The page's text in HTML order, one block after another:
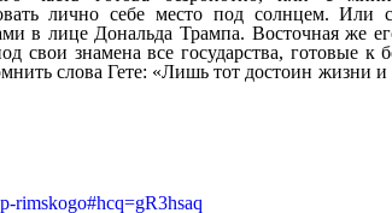
rimskogo#hcq=gR3hsaq